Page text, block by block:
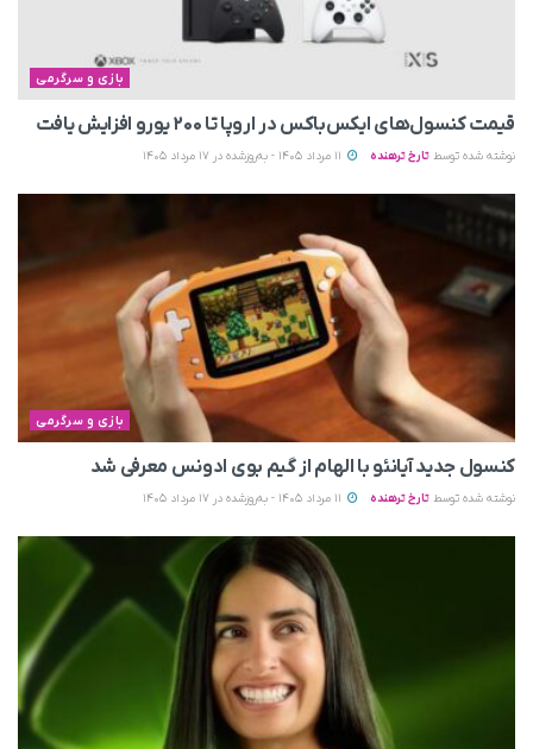
بازی و سرگرمی
قیمت کنسول‌های ایکس‌باکس در اروپا تا ۲۰۰ یورو افزایش یافت
نوشته شده توسط تارخ ترهنده
بازی و سرگرمی
کنسول جدید آیانئو با الهام از گیم بوی ادونس معرفی شد
نوشته شده توسط تارخ ترهنده